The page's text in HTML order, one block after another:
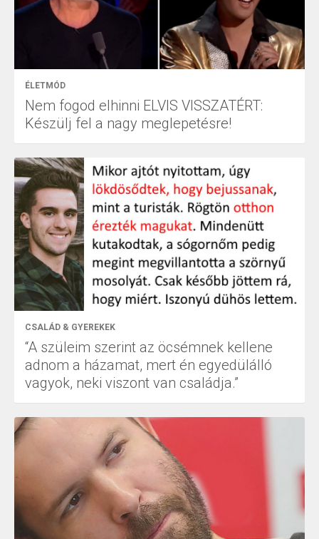
ÉLETMÓD
Nem fogod elhinni ELVIS VISSZATÉRT:
Készülj fel a nagy meglepetésre!
CSALÁD & GYEREKEK
“A szüleim szerint az öcsémnek kellene
adnom a házamat, mert én egyedülálló
vagyok, neki viszont van családja.”